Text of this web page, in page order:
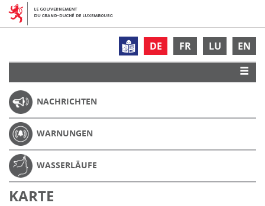
DE FR LU EN
NACHRICHTEN
WARNUNGEN
WASSERLÄUFE
KARTE